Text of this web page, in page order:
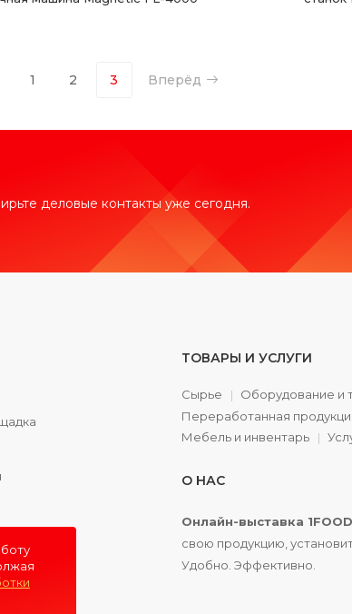
1 2 3 Вперёд
деловые контакты уже сегодня.
ТОВАРЫ И УСЛУГИ
Сырье Оборудование и
Переработанная
Мебель и инвентарь
О НАС
Онлайн-выставка
свою продукцию,
Удобно. Эффективно.